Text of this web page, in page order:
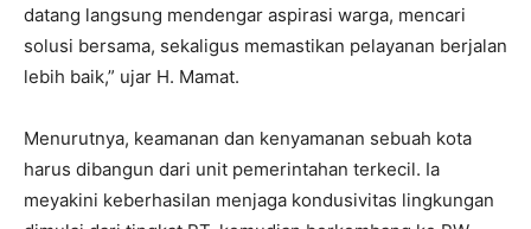
datang langsung mendengar aspirasi warga, mencari
solusi bersama, sekaligus memastikan pelayanan berjalan
lebih baik,” ujar H. Mamat.
Menurutnya, keamanan dan kenyamanan sebuah kota
harus dibangun dari unit pemerintahan terkecil. Ia
meyakini keberhasilan menjaga kondusivitas lingkungan